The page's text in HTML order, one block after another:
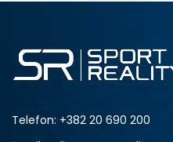
Telefon: +382 20 690 200